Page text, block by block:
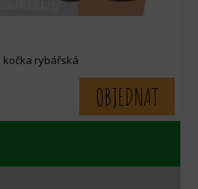
rybářská
OBJEDNAT